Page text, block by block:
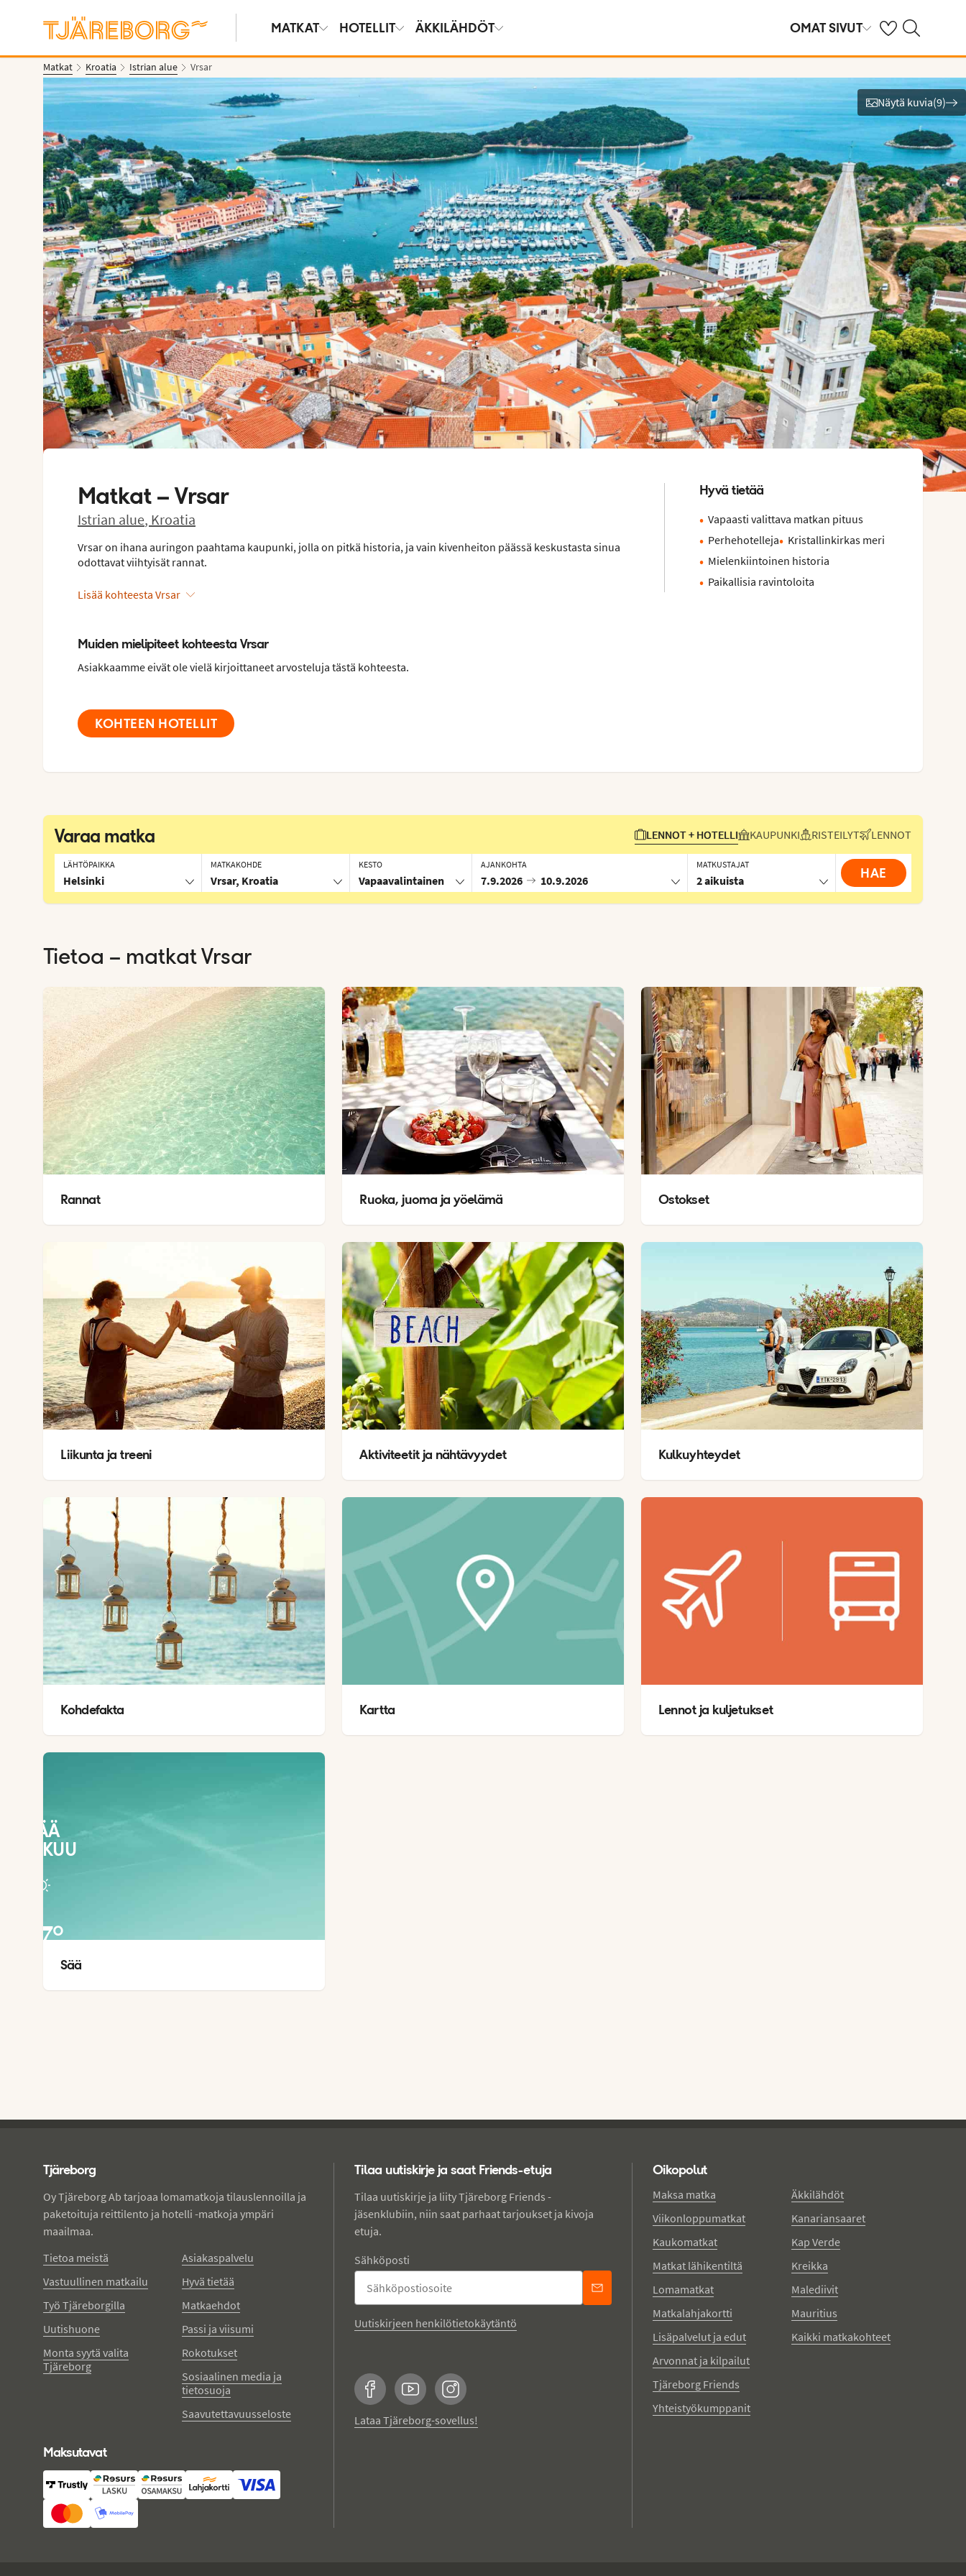
MATKAT HOTELLIT ÄKKILÄHDÖT OMAT SIVUT OmatHaku
Matkat Kroatia Istrian alue Vrsar
Näytä kuvia
Näytä kuvia(9)
Matkat –Vrsar
Istrian alue, Kroatia
Vrsar on ihana auringon paahtama kaupunki, jolla on pitkä historia, ja vain kivenheiton päässä keskustasta sinua
odottavat viihtyisät rannat.
Lisää kohteesta Vrsar
Muiden mielipiteet kohteesta Vrsar
Asiakkaamme eivät ole vielä kirjoittaneet arvosteluja tästä kohteesta.
KOHTEEN HOTELLIT
Hyvä tietää
Vapaasti valittava matkan pituus
Perhehotelleja
Kristallinkirkas meri
Mielenkiintoinen historia
Paikallisia ravintoloita
Varaa matka LENNOT + HOTELLI KAUPUNKI RISTEILYT LENNOT
LÄHTÖPAIKKA
Helsinki
MATKAKOHDE
Vrsar, Kroatia
KESTO
Vapaavalintainen
AJANKOHTA
7.9.2026 10.9.2026
MATKUSTAJAT
2 aikuista HAE
Tietoa – matkatVrsar
Rannat Ruoka, juoma ja yöelämä Ostokset
Liikunta ja treeni Aktiviteetit ja nähtävyydet Kulkuyhteydet
Kohdefakta Lennot ja kuljetukset
SÄÄ
ELOKUU
27°Sää
Tjäreborg
Oy Tjäreborg Ab tarjoaa lomamatkoja tilauslennoilla ja
paketoituja reittilento ja hotelli -matkoja ympäri
maailmaa.
Tietoa meistä
Vastuullinen matkailu
Työ Tjäreborgilla
Uutishuone
Monta syytä valita
Tjäreborg
Asiakaspalvelu
Hyvä tietää
Matkaehdot
Passi ja viisumi
Rokotukset
Sosiaalinen media ja
tietosuoja
Saavutettavuusseloste
Maksutavat
Tilaa uutiskirje ja saat Friends-etuja
Tilaa uutiskirje ja liity Tjäreborg Friends -
jäsenklubiin, niin saat parhaat tarjoukset ja kivoja
etuja.
Sähköposti
Uutiskirjeen henkilötietokäytäntö
FacebookYouTubeInstagram
Lataa Tjäreborg-sovellus!
Oikopolut
Maksa matka
Viikonloppumatkat
Kaukomatkat
Matkat lähikentiltä
Lomamatkat
Matkalahjakortti
Lisäpalvelut ja edut
Arvonnat ja kilpailut
Tjäreborg Friends
Yhteistyökumppanit
Äkkilähdöt
Kanariansaaret
Kap Verde
Kreikka
Malediivit
Mauritius
Kaikki matkakohteet